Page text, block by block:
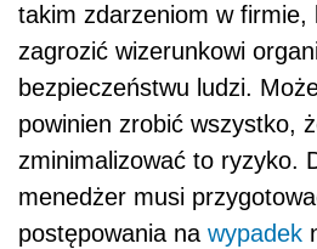
takim zdarzeniom w firmie,
zagrozić wizerunkowi
bezpieczeństwu ludzi.
powinien zrobić wszystko,
zminimalizować to ryzyko.
menedżer musi
postępowania na wypadek